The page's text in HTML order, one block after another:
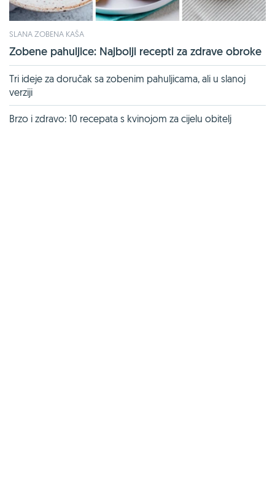
SLANA ZOBENA KAŠA
Zobene pahuljice: Najbolji recepti za zdrave obroke
Tri ideje za doručak sa zobenim pahuljicama, ali u slanoj
verziji
Brzo i zdravo: 10 recepata s kvinojom za cijelu obitelj